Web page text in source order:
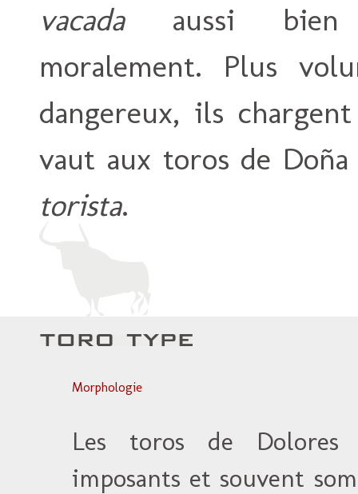
vacadaaussi bien
moralement. Plus
dangereux, ils
vaut aux toros de
torista.
Morphologie
Les toros de Dolores
imposants et souvent